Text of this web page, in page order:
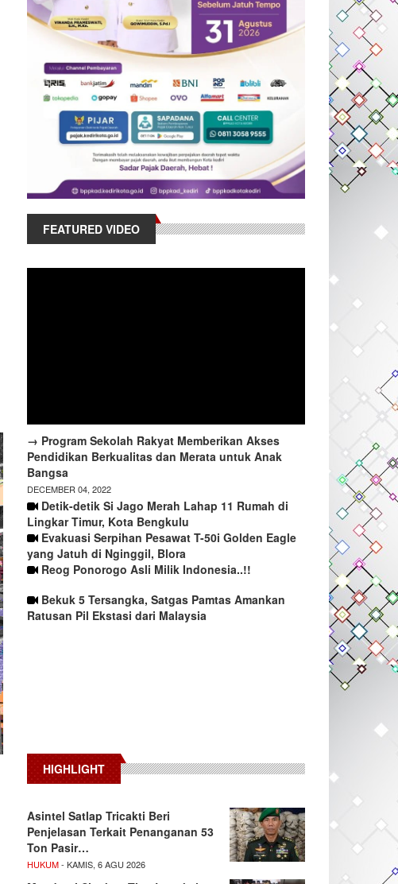
FEATURED VIDEO
→ Program Sekolah Rakyat Memberikan Akses
Pendidikan Berkualitas dan Merata untuk Anak
Bangsa
DECEMBER 04, 2022
Detik-detik Si Jago Merah Lahap 11 Rumah di
Lingkar Timur, Kota Bengkulu
Evakuasi Serpihan Pesawat T-50i Golden Eagle
yang Jatuh di Nginggil, Blora
Reog Ponorogo Asli Milik Indonesia..!!
Bekuk 5 Tersangka, Satgas Pamtas Amankan
Ratusan Pil Ekstasi dari Malaysia
HIGHLIGHT
Asintel Satlap Tricakti Beri
Penjelasan Terkait Penanganan 53
Ton Pasir…
HUKUM- KAMIS, 6 AGU 2026